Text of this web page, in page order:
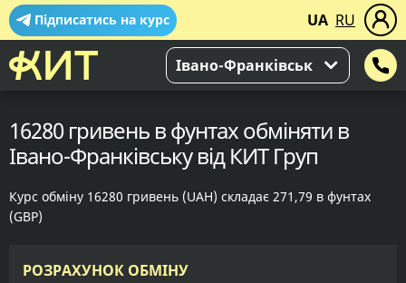
Підписатись на курс UA RU
Івано-Франківськ
16280 гривень в фунтах обміняти в
Івано-Франківську від КИТ Груп
Курс обміну 16280 гривень (UAH) складає 271,79 в фунтах
(GBP)
РОЗРАХУНОК ОБМІНУ